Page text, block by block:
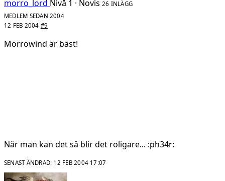
morro_lord Nivå 1 · Novis 26 INLÄGG
MEDLEM SEDAN 2004
12 FEB 2004 #9
Morrowind är bäst!
När man kan det så blir det roligare... :ph34r:
SENAST ÄNDRAD: 12 FEB 2004 17:07